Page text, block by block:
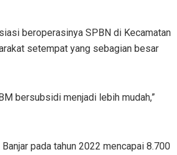
beroperasinya SPBN di Kecamatan
setempat yang sebagian besar
bersubsidi menjadi lebih mudah,”
pada tahun 2022 mencapai 8.700